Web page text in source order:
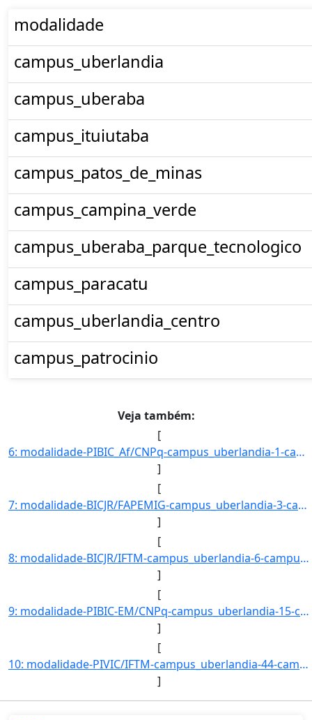
modalidade
campus_uberlandia
campus_uberaba
campus_ituiutaba
campus_patos_de_minas
campus_campina_verde
campus_uberaba_parque_tecnologico
campus_paracatu
campus_uberlandia_centro
campus_patrocinio
Veja também:
[
6: modalidade-PIBIC_Af/CNPq-campus_uberlandia-1-campus_uberaba-1-campus_ituiutaba-0-campus_patos_de_min]
]
[
7: modalidade-BICJR/FAPEMIG-campus_uberlandia-3-campus_uberaba-1-campus_ituiutaba-4-campus_patos_de_min]
]
[
8: modalidade-BICJR/IFTM-campus_uberlandia-6-campus_uberaba-5-campus_ituiutaba-0-campus_patos_de_minas-]
]
[
9: modalidade-PIBIC-EM/CNPq-campus_uberlandia-15-campus_uberaba-9-campus_ituiutaba-14-campus_patos_de_m]
]
[
10: modalidade-PIVIC/IFTM-campus_uberlandia-44-campus_uberaba-66-campus_ituiutaba-26-campus_patos_de_min]
]